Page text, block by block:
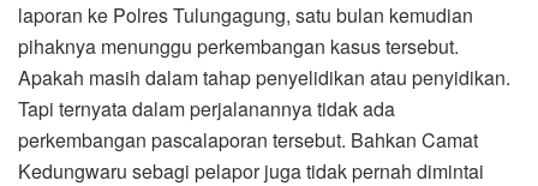
laporan ke Polres Tulungagung, satu bulan kemudian
pihaknya menunggu perkembangan kasus tersebut.
Apakah masih dalam tahap penyelidikan atau penyidikan.
Tapi ternyata dalam perjalanannya tidak ada
perkembangan pascalaporan tersebut. Bahkan Camat
Kedungwaru sebagi pelapor juga tidak pernah dimintai